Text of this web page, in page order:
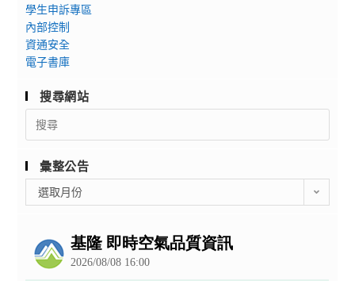
學生申訴專區
內部控制
資通安全
電子書庫
搜尋網站
Search
for:
彙整公告
整
選取月份